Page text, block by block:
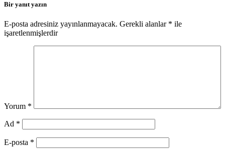
Bir yanıt yazın
E-posta adresiniz yayınlanmayacak. Gerekli alanlar * ile
işaretlenmişlerdir
Yorum *
Ad *
E-posta *